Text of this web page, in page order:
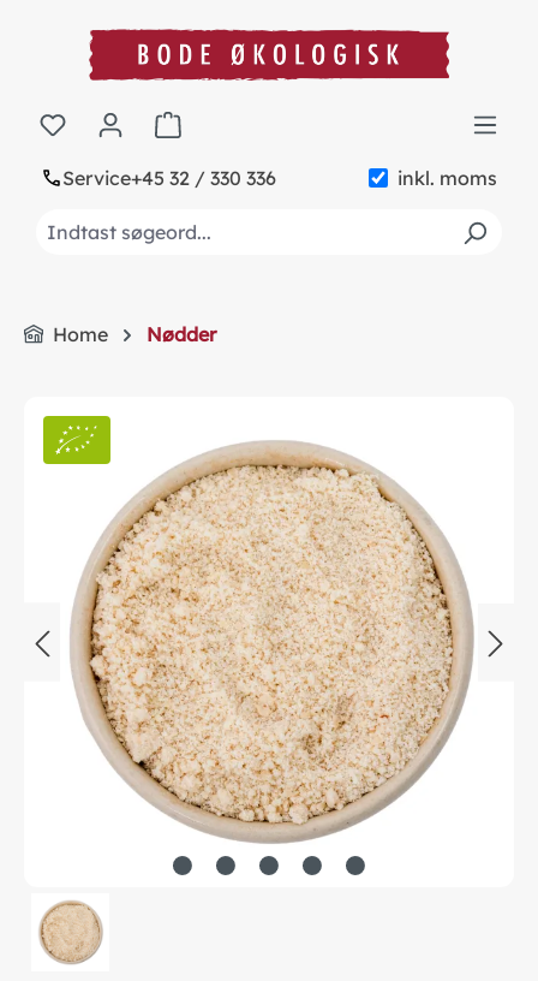
content
Service+45 32 / 330 336 inkl. moms
Shopping cart contains 0 items. The cart
Home Nødder
Skip image gallery